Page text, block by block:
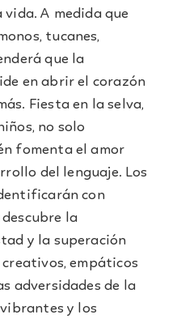
A medida que
tucanes,
que la
en abrir el corazón
Fiesta en la selva,
no solo
fomenta el amor
del lenguaje. Los
con
la
y la superación
empáticos
adversidades de la
y los